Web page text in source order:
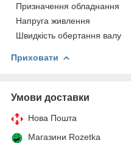
Призначення обладнання
Напруга живлення
Швидкість обертання валу
Приховати
Умови доставки
Нова Пошта
Магазини Rozetka